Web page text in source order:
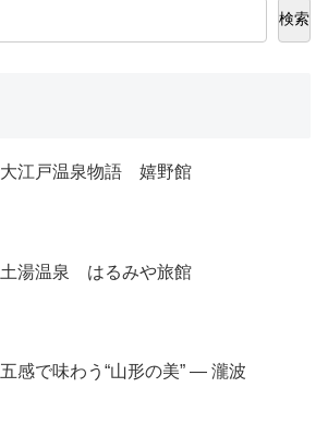
検索
大江戸温泉物語 嬉野館
土湯温泉 はるみや旅館
五感で味わう“山形の美” ― 瀧波